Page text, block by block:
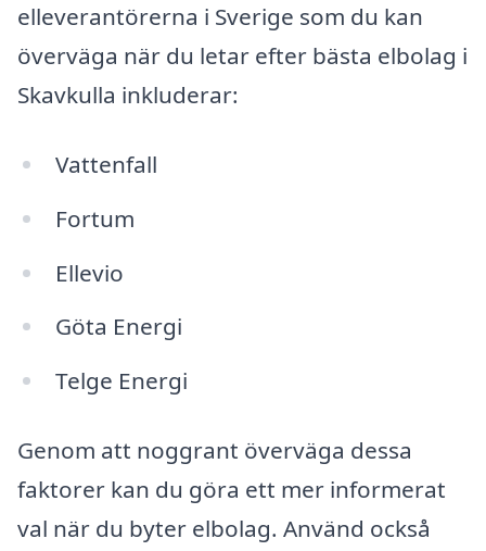
elleverantörerna i Sverige som du kan
överväga när du letar efter bästa elbolag i
Skavkulla inkluderar:
Vattenfall
Fortum
Ellevio
Göta Energi
Telge Energi
Genom att noggrant överväga dessa
faktorer kan du göra ett mer informerat
val när du byter elbolag. Använd också